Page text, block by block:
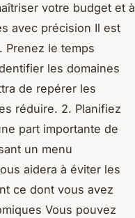
votre budget et à
avec précision Il est
Prenez le temps
les domaines
de repérer les
réduire. 2. Planifiez
part importante de
un menu
aidera à éviter les
ce dont vous avez
Vous pouvez